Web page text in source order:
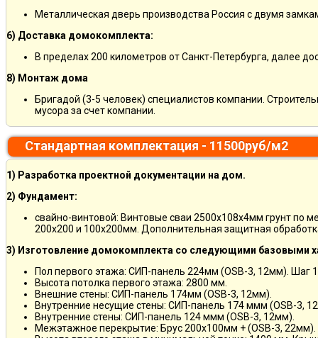
Металлическая дверь производства Россия с двумя
6) Доставка домокомплекта:
В пределах 200 километров от Санкт-Петербурга, далее
8) Монтаж дома
Бригадой (3-5 человек) специалистов компании.
мусора за счет компании.
Стандартная комплектация - 11500руб/м2
1) Разработка проектной документации на дом.
2) Фундамент:
свайно-винтовой: Винтовые сваи 2500х108х4мм грунт по
200х200 и 100х200мм. Дополнительная защитная
3) Изготовление домокомплекта со следующими базовыми
Пол первого этажа: СИП-панель 224мм (OSB-3, 12мм). Шаг
Высота потолка первого этажа: 2800 мм.
Внешние стены: СИП-панель 174мм (OSB-3, 12мм).
Внутренние несущие стены: СИП-панель 174 ммм (OSB-3,
Внутренние стены: СИП-панель 124 ммм (OSB-3, 12мм).
Межэтажное перекрытие: Брус 200х100мм + (OSB-3, 22мм).